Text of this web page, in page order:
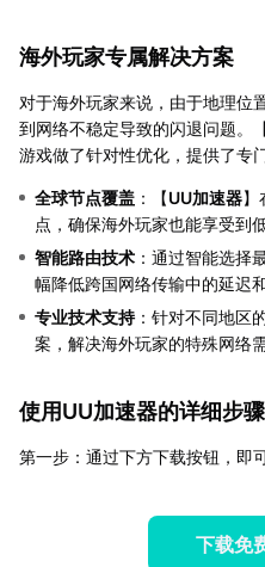
海外玩家专属解决方案
对于海外玩家来说，由于地理位
到网络不稳定导致的闪退问题。
游戏做了针对性优化，提供了专
全球节点覆盖 ：【UU加速器】
点，确保海外玩家也能享受到
智能路由技术 ：通过智能选择
幅降低跨国网络传输中的延迟
专业技术支持：针对不同地区
案，解决海外玩家的特殊网络需
使用UU加速器的详细步骤
第一步：通过下方下载按钮，即
下载免